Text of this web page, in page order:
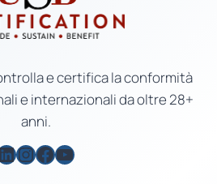
e certifica la conformità
e internazionali da oltre 28+
anni.
Instagram
Facebook
YouTube